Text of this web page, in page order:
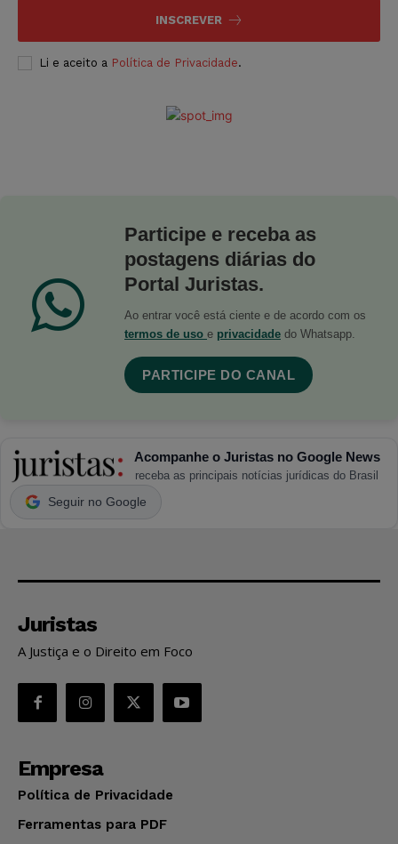
INSCREVER
Li e aceito a Política de Privacidade.
Participe e receba as
postagens diárias do
Portal Juristas.
Ao entrar você está ciente e de acordo com os
termos de uso e privacidade do Whatsapp.
PARTICIPE DO CANAL
Acompanhe o Juristas no Google News
receba as principais notícias jurídicas do Brasil
Seguir no Google
Juristas
A Justiça e o Direito em Foco
Empresa
Política de Privacidade
Ferramentas para PDF